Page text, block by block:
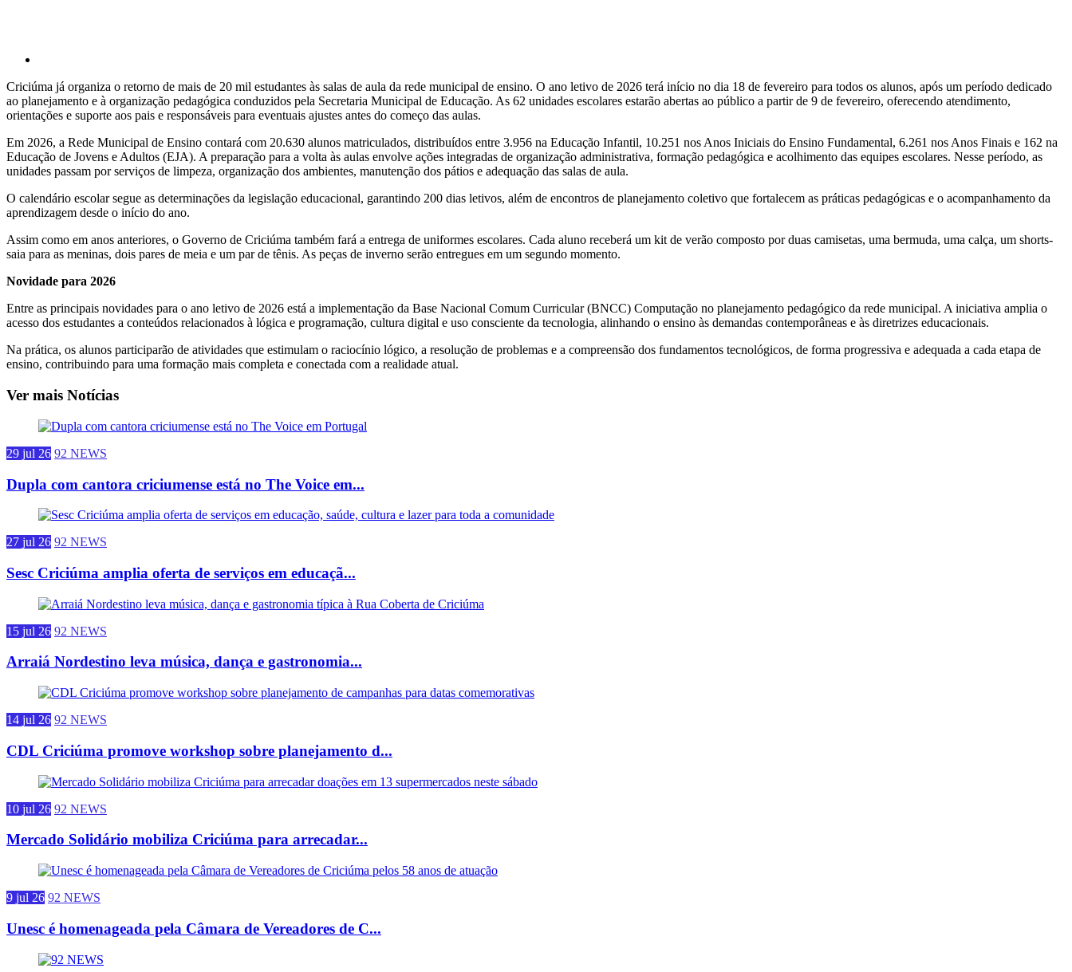
Criciúma já organiza o retorno de mais de 20 mil estudantes às salas de aula da rede municipal de ensino. O ano letivo de 2026 terá início no dia 18 de fevereiro para todos os alunos, após um período dedicado
ao planejamento e à organização pedagógica conduzidos pela Secretaria Municipal de Educação. As 62 unidades escolares estarão abertas ao público a partir de 9 de fevereiro, oferecendo atendimento,
orientações e suporte aos pais e responsáveis para eventuais ajustes antes do começo das aulas.
Em 2026, a Rede Municipal de Ensino contará com 20.630 alunos matriculados, distribuídos entre 3.956 na Educação Infantil, 10.251 nos Anos Iniciais do Ensino Fundamental, 6.261 nos Anos Finais e 162 na
Educação de Jovens e Adultos (EJA). A preparação para a volta às aulas envolve ações integradas de organização administrativa, formação pedagógica e acolhimento das equipes escolares. Nesse período, as
unidades passam por serviços de limpeza, organização dos ambientes, manutenção dos pátios e adequação das salas de aula.
O calendário escolar segue as determinações da legislação educacional, garantindo 200 dias letivos, além de encontros de planejamento coletivo que fortalecem as práticas pedagógicas e o acompanhamento da
aprendizagem desde o início do ano.
Assim como em anos anteriores, o Governo de Criciúma também fará a entrega de uniformes escolares. Cada aluno receberá um kit de verão composto por duas camisetas, uma bermuda, uma calça, um shorts-
saia para as meninas, dois pares de meia e um par de tênis. As peças de inverno serão entregues em um segundo momento.
Novidade para 2026
Entre as principais novidades para o ano letivo de 2026 está a implementação da Base Nacional Comum Curricular (BNCC) Computação no planejamento pedagógico da rede municipal. A iniciativa amplia o
acesso dos estudantes a conteúdos relacionados à lógica e programação, cultura digital e uso consciente da tecnologia, alinhando o ensino às demandas contemporâneas e às diretrizes educacionais.
Na prática, os alunos participarão de atividades que estimulam o raciocínio lógico, a resolução de problemas e a compreensão dos fundamentos tecnológicos, de forma progressiva e adequada a cada etapa de
ensino, contribuindo para uma formação mais completa e conectada com a realidade atual.
Ver mais Notícias
29 jul 26 92 NEWS
Dupla com cantora criciumense está no The Voice em...
27 jul 26 92 NEWS
Sesc Criciúma amplia oferta de serviços em educaçã...
15 jul 26 92 NEWS
Arraiá Nordestino leva música, dança e gastronomia...
14 jul 26 92 NEWS
CDL Criciúma promove workshop sobre planejamento d...
10 jul 26 92 NEWS
Mercado Solidário mobiliza Criciúma para arrecadar...
9 jul 26 92 NEWS
Unesc é homenageada pela Câmara de Vereadores de C...